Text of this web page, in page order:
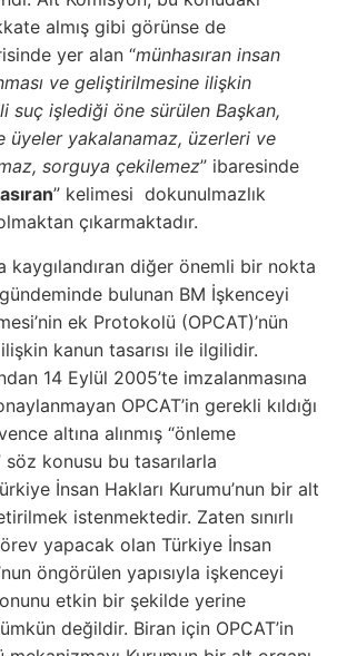
almış gibi görünse de
yer alan “münhasıran insan
ve geliştirilmesine ilişkin
suç işlediği öne sürülen Başkan,
üyeler yakalanamaz, üzerleri ve
sorguya çekilemez” ibaresinde
” kelimesi dokunulmazlık
çıkarmaktadır.
kaygılandıran diğer önemli bir nokta
bulunan BM İşkenceyi
ek Protokolü (OPCAT)’nün
kanun tasarısı ile ilgilidir.
14 Eylül 2005’te imzalanmasına
OPCAT’in gerekli kıldığı
altına alınmış “önleme
söz konusu bu tasarılarla
İnsan Hakları Kurumu’nun bir alt
istenmektedir. Zaten sınırlı
yapacak olan Türkiye İnsan
öngörülen yapısıyla işkenceyi
etkin bir şekilde yerine
değildir. Biran için OPCAT’in